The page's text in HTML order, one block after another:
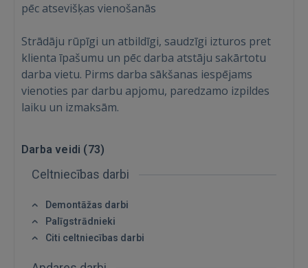
GOOGLE
 Sign in with Apple
Vēl neesat reģistrējies?
REĢISTRĀCIJA
pēc atsevišķas vienošanās
Strādāju rūpīgi un atbildīgi, saudzīgi izturos pret
klienta īpašumu un pēc darba atstāju sakārtotu
darba vietu. Pirms darba sākšanas iespējams
vienoties par darbu apjomu, paredzamo izpildes
laiku un izmaksām.
Darba veidi (73)
Celtniecības darbi
Demontāžas darbi
Palīgstrādnieki
Citi celtniecības darbi